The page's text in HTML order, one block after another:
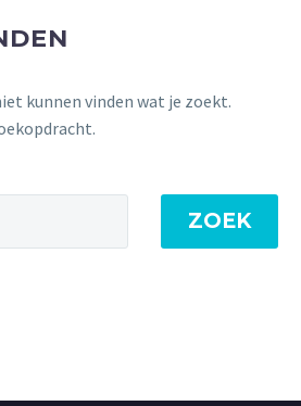
kunnen vinden wat je zoekt.
ZOEK